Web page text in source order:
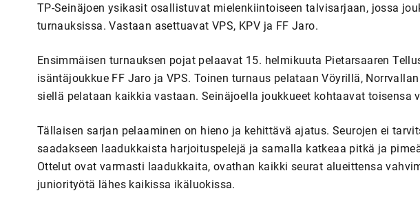
TP-Seinäjoen ysikasit osallistuvat mielenkiintoiseen talvisarjaan, jossa
turnauksissa. Vastaan asettuavat VPS, KPV ja FF Jaro.
Ensimmäisen turnauksen pojat pelaavat 15. helmikuuta Pietarsaaren
isäntäjoukkue FF Jaro ja VPS. Toinen turnaus pelataan Vöyrillä,
siellä pelataan kaikkia vastaan. Seinäjoella joukkueet kohtaavat toisensa
Tällaisen sarjan pelaaminen on hieno ja kehittävä ajatus. Seurojen ei
saadakseen laadukkaista harjoituspelejä ja samalla katkeaa pitkä ja
Ottelut ovat varmasti laadukkaita, ovathan kaikki seurat alueittensa
juniorityötä lähes kaikissa ikäluokissa.